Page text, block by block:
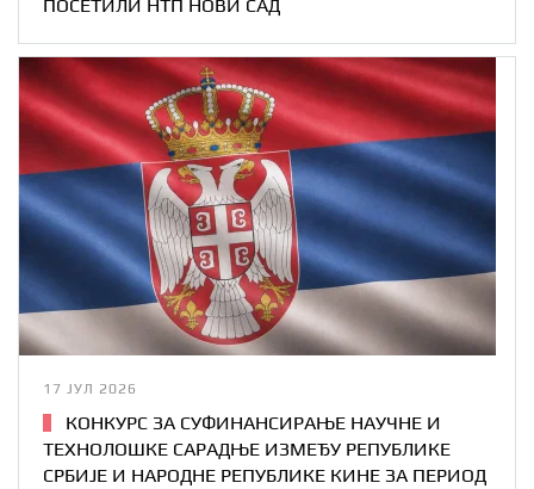
ПОСЕТИЛИ НТП НОВИ САД
17 ЈУЛ 2026
КОНКУРС ЗА СУФИНАНСИРАЊЕ НАУЧНЕ И
ТЕХНОЛОШКЕ САРАДЊЕ ИЗМЕЂУ РЕПУБЛИКЕ
СРБИЈЕ И НАРОДНЕ РЕПУБЛИКЕ КИНЕ ЗА ПЕРИОД